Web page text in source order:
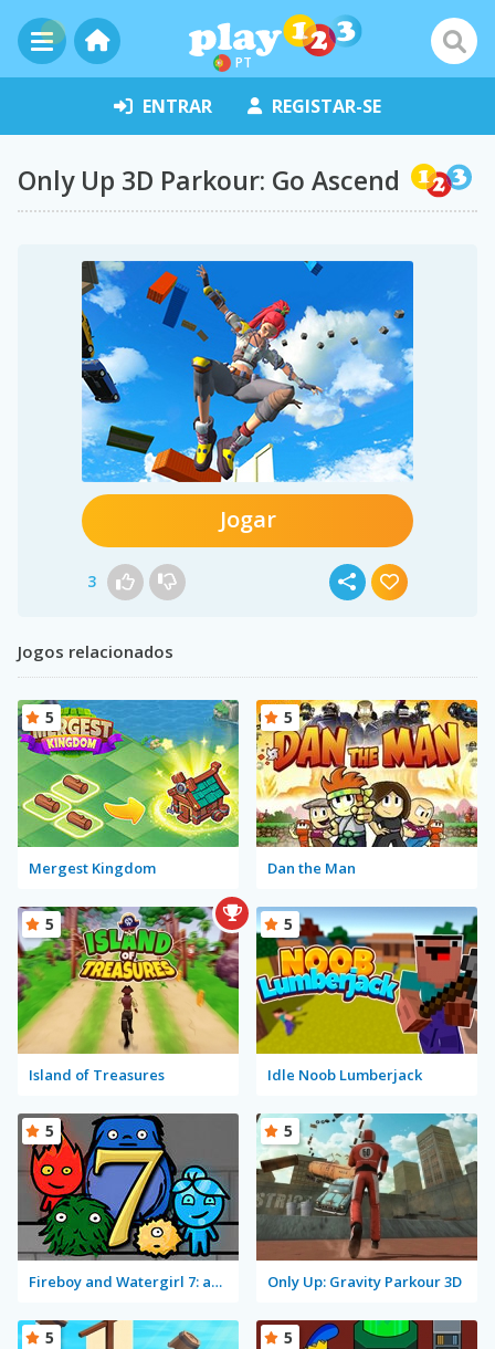
PT
ENTRAR REGISTAR-SE
Only Up 3D Parkour: Go Ascend
Jogar
3
Jogos relacionados
Mergest Kingdom
5
Dan the Man
5
Island of Treasures
5
Idle Noob Lumberjack
5
Fireboy and Watergirl 7: and Friends
5
Only Up: Gravity Parkour 3D
5
5 5